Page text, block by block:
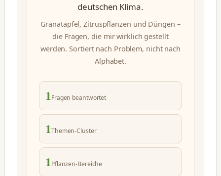
deutschen Klima.
Granatapfel, Zitruspflanzen und Düngen –
die Fragen, die mir wirklich gestellt
werden. Sortiert nach Problem, nicht nach
Alphabet.
1Fragen beantwortet
1Themen-Cluster
1Pflanzen-Bereiche